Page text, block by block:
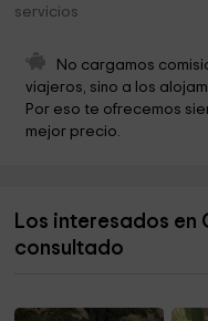
Ayuntamiento de Solsona
Curia Provincial De La
Señora
Iglesia de Sant Serni
servicios
No cargamos
viajeros, sino a los
Por eso te ofrecemos
mejor precio.
Los interesados en
consultado